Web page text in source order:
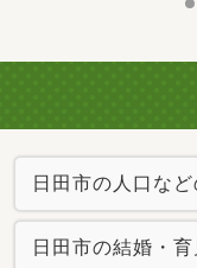
日田市の人口な
日田市の結婚・